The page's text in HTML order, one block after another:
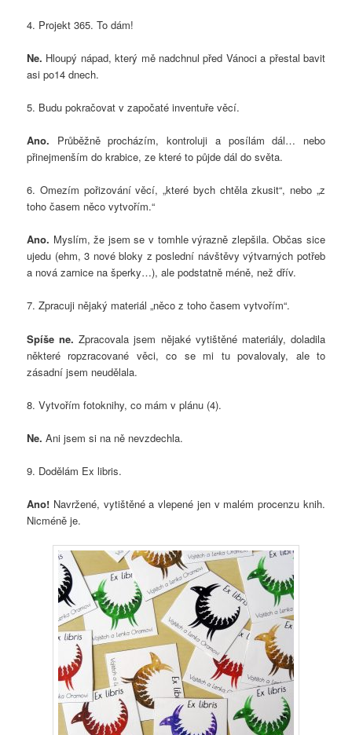
4. Projekt 365. To dám!
Ne. Hloupý nápad, který mě nadchnul před Vánoci a přestal bavit
asi po14 dnech.
5. Budu pokračovat v započaté inventuře věcí.
Ano. Průběžně procházím, kontroluji a posílám dál… nebo
přinejmenším do krabice, ze které to půjde dál do světa.
6. Omezím pořizování věcí, „které bych chtěla zkusit“, nebo „z
toho časem něco vytvořím.“
Ano. Myslím, že jsem se v tomhle výrazně zlepšila. Občas sice
ujedu (ehm, 3 nové bloky z poslední návštěvy výtvarných potřeb
a nová zarnice na šperky…), ale podstatně méně, než dřív.
7. Zpracuji nějaký materiál „něco z toho časem vytvořím“.
Spíše ne. Zpracovala jsem nějaké vytištěné materiály, doladila
některé ropzracované věci, co se mi tu povalovaly, ale to
zásadní jsem neudělala.
8. Vytvořím fotoknihy, co mám v plánu (4).
Ne. Ani jsem si na ně nevzdechla.
9. Dodělám Ex libris.
Ano! Navržené, vytištěné a vlepené jen v malém procenzu knih.
Nicméně je.